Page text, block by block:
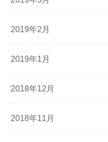
2019年2月
2019年1月
2018年12月
2018年11月